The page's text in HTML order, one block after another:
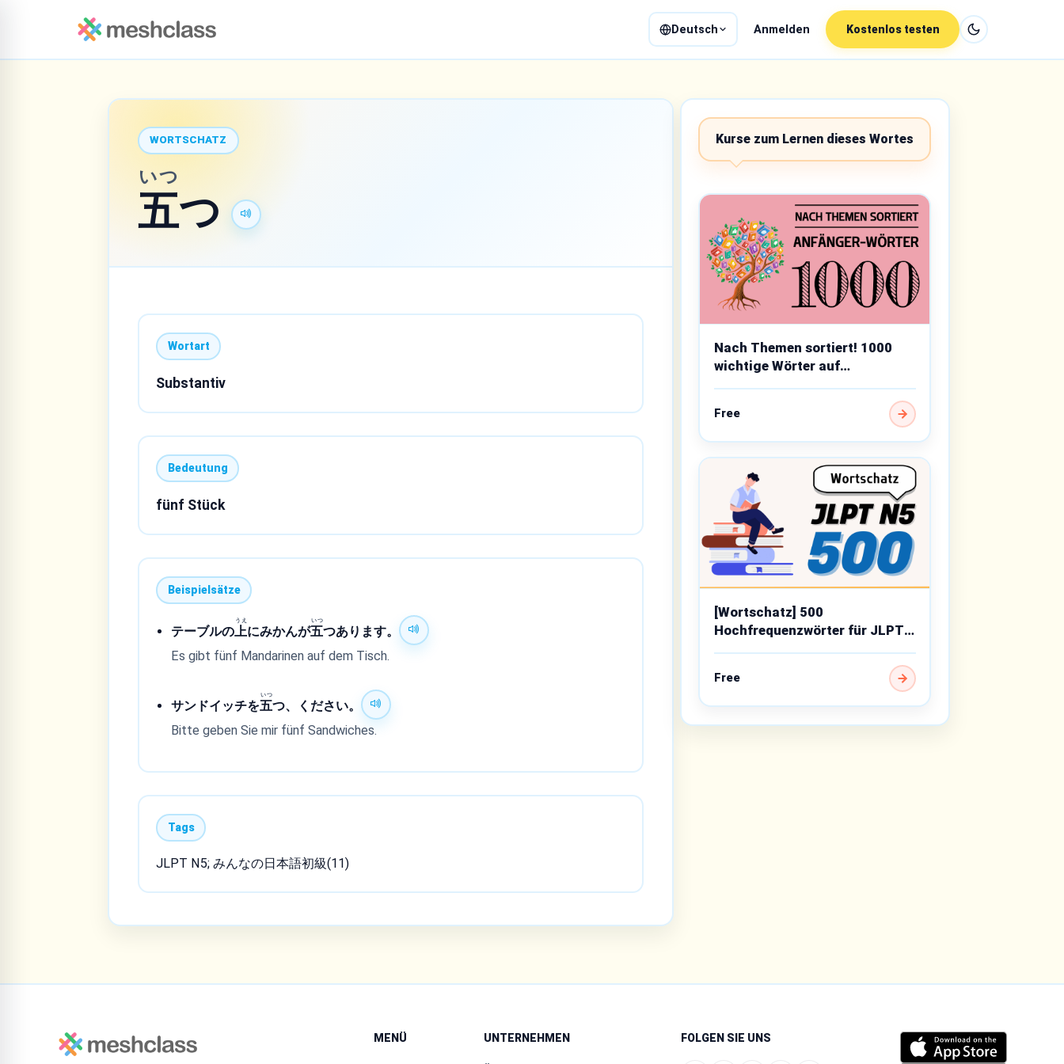
Deutsch Anmelden Kostenlos testen
WORTSCHATZ
五
いつ
つ
Wortart
Substantiv
Bedeutung
fünf Stück
Beispielsätze
テーブルの上
うえ
にみかんが五
いつ
つあります。
Es gibt fünf Mandarinen auf dem Tisch.
サンドイッチを五
いつ
つ、ください。
Bitte geben Sie mir fünf Sandwiches.
Tags
JLPT N5; みんなの日本語初級(11)
Kurse zum Lernen dieses Wortes
Nach Themen sortiert! 1000
wichtige Wörter auf
Anfängerniveau
Free
[Wortschatz] 500
Hochfrequenzwörter für JLPT
N5
Free
MENÜ UNTERNEHMEN FOLGEN SIE UNS